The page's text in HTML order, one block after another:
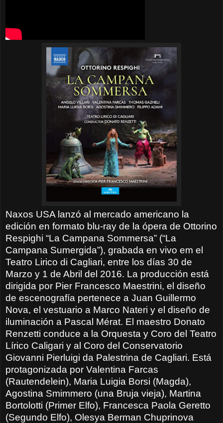
Naxos USA lanzó al mercado americano la
edición en formato blu-ray de la ópera de Ottorino
Respighi “La Campana Sommersa” (“La
Campana Sumergida”), grabada en vivo em el
Teatro Lirico di Cagliari, entre los días 30 de
Marzo y 1 de Abril del 2016. La producción está
dirigida por Pier Francesco Maestrini, el diseño
de escenografía pertenece a Juan Guillermo
Nova, el vestuario a Marco Nateri y el diseño de
iluminación a Pascal Mérat. El maestro Donato
Renzetti conduce a la Orquesta y Coro del Teatro
Lírico Caligari y al Coro del Conservatorio
Giovanni Pierluigi da Palestrina de Cagliari. Está
protagonizada por Valentina Farcas
(Rautendelein), Maria Luigia Borsi (Magda),
Agostina Smimmero (una Bruja vieja), Martina
Bortolotti (Primer Elfo), Francesca Paola Geretto
(Segundo Elfo), Olesya Berman Chuprinova